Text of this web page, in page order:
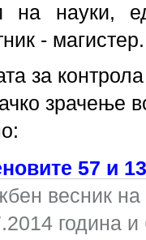
на науки,
- магистер.
за
зрачење
57 и
весник
година